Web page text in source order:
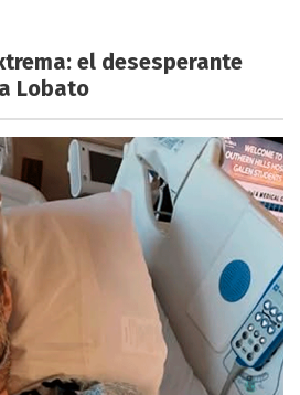
el desesperante
Lobato